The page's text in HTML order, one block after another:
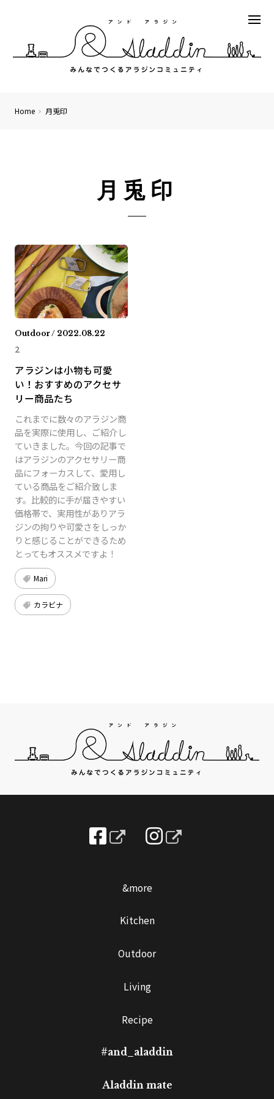
Home 月兎印
月兎印
Outdoor / 2022.08.22
2
アラジンは小物も可愛
い！おすすめのアクセサ
リー商品たち
これまでに数々のアラジン商
品を実際に使用し、ご紹介し
ていきました。今回の記事で
はアラジンのアクセサリー商
品にフォーカスして、愛用し
ている商品をご紹介致しま
す。比較的に手が届きやすい
価格帯で、実用性がありアラ
ジンの拘りや可愛さをしっか
りと感じることができるため
とってもオススメですよ！
Mari
カラビナ
&more
Kitchen
Outdoor
Living
Recipe
#and_aladdin
Aladdin mate